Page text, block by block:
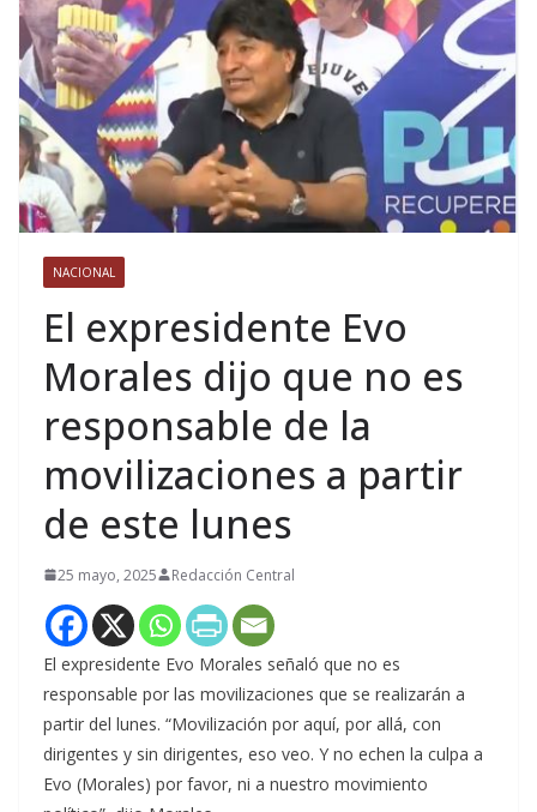
NACIONAL
El expresidente Evo
Morales dijo que no es
responsable de la
movilizaciones a partir
de este lunes
25 mayo, 2025 Redacción Central
El expresidente Evo Morales señaló que no es
responsable por las movilizaciones que se realizarán a
partir del lunes. “Movilización por aquí, por allá, con
dirigentes y sin dirigentes, eso veo. Y no echen la culpa a
Evo (Morales) por favor, ni a nuestro movimiento